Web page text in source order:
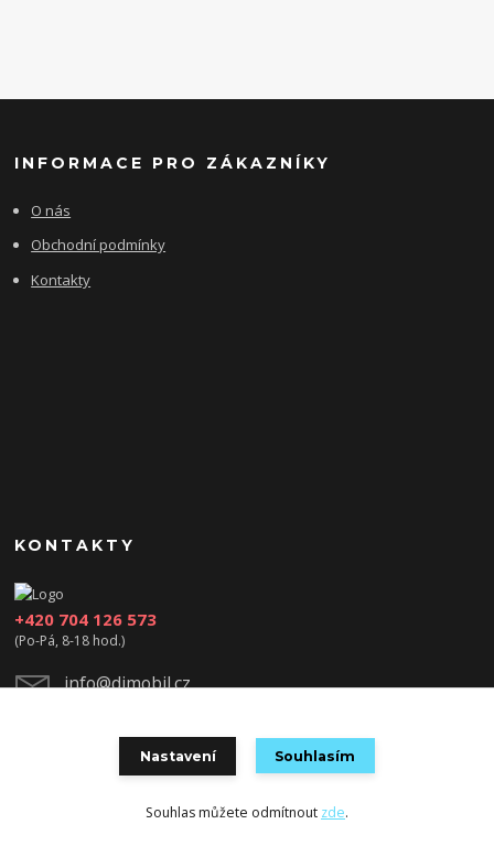
INFORMACE PRO ZÁKAZNÍKY
O nás
Obchodní podmínky
Kontakty
KONTAKTY
+420 704 126 573
(Po-Pá, 8-18 hod.)
info@djmobil.cz
Vytvořeno na Eshop-rychle.cz
Nastavení Souhlasím
Souhlas můžete odmítnout zde.